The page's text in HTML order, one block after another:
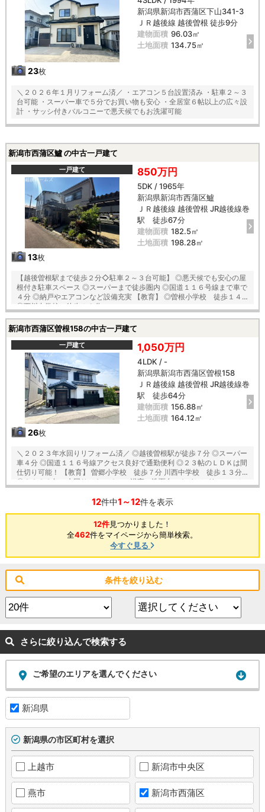
23枚
新潟県新潟市西蒲区下山341-3
ＪＲ越後線 越後曽根 徒歩9分
建物面積 96.03㎡
土地面積 134.75㎡
＼２０２６年１月リフォーム済／ ・エアコン５台設置済み ・駐車２～３
台可能 ・スーパー車で５分でお買い物も安心 ・全居室６帖以上の広々設
計 ・サッシ付きバルコニーで悪天候でもお洗濯可能
新潟市西蒲区鱸 の中古一戸建て
一戸建て
13枚
850万円
5DK / 1965年
新潟県新潟市西蒲区鱸
ＪＲ越後線 越後曽根 JR越後線巻
駅 徒歩67分
建物面積 182.5㎡
土地面積 198.28㎡
【越後曽根駅まで徒歩２分◇駐車２～３台可能】 ◎悪天候でも安心の屋
根付き駐車スペース ◎スーパーまで徒歩圏内 ◎国道１１６号線まで車で
４分 ◎納戸やエアコンなど設備充実 【教育】 ◎曽根小学校 徒歩１４分
◎西川中学校 徒歩１９分
新潟市西蒲区曽根158の中古一戸建て
一戸建て
26枚
1,050万円
4LDK / -
新潟県新潟市西蒲区曽根158
ＪＲ越後線 越後曽根 JR越後線巻
駅 徒歩64分
建物面積 156.88㎡
土地面積 164.12㎡
＼２０２３年水回りリフォーム済／ ◎越後曽根駅が徒歩７分 ◎スーパー
車４分 ◎国道１１６号線アクセス良好で通勤便利 ◎２３帖のＬＤＫは間
仕切り可能！ 【教育】 曽郷小学校 徒歩７分 川西中学校 徒歩１３分
〇２０２３年に水回り（キッチン・浴室・洗面台・トイレ）リフォーム
トな水回り集中設計♪ 〇リビング収納など豊富な収納付き 〇廊下とリビ
屋、７.５帖の洋室など広々設計 【備考】 ・昭和３１年（１９５６年）
築、昭和４４年（１９６６年）増改築※月日不詳
12件中1～12件を表示
12件見つかりました！
全462件をマイページから簡単検索。
今すぐ見る
条件を絞り込む
さらに絞り込んで検索する
ご希望のエリアを選んでください
新潟県
新潟県の市区町村を選択
上越市 新潟市中央区
燕市 新潟市西蒲区